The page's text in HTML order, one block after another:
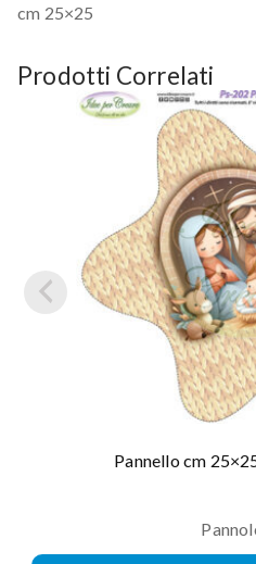
cm 25×25
Prodotti Correlati
Pannello cm